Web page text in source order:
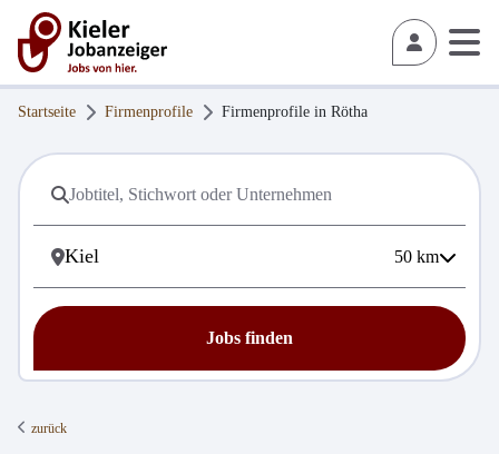
Startseite Firmenprofile Firmenprofile in Rötha
50 km
Jobs finden
zurück